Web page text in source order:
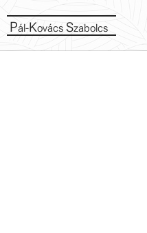
Pál-Kovács Szabolcs